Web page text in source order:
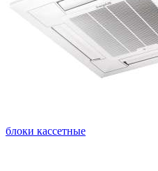
блоки кассетные